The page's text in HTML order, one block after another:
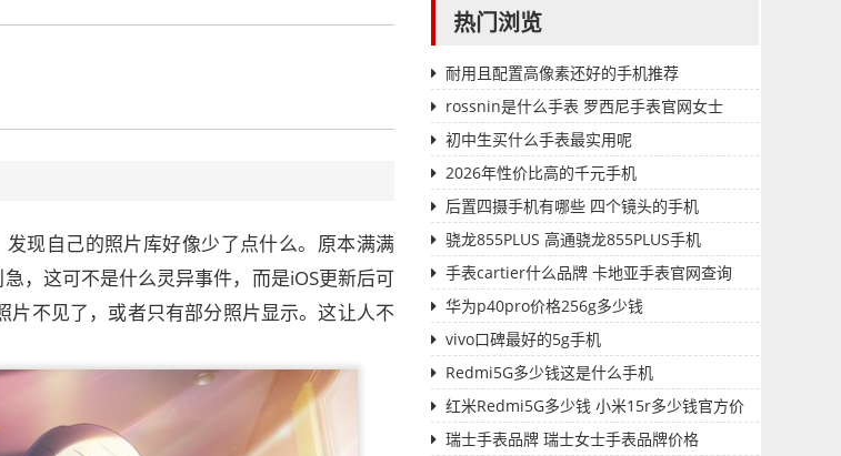
现自己的照片库好像少了点什么。原本满满
，这可不是什么灵异事件，而是iOS更新后可
不见了，或者只有部分照片显示。这让人不
热门浏览
耐用且配置高像素还好的手机推荐
rossnin是什么手表 罗西尼手表官网女士
初中生买什么手表最实用呢
2026年性价比高的千元手机
后置四摄手机有哪些 四个镜头的手机
骁龙855PLUS 高通骁龙855PLUS手机
手表cartier什么品牌 卡地亚手表官网查询
华为p40pro价格256g多少钱
vivo口碑最好的5g手机
Redmi5G多少钱这是什么手机
红米Redmi5G多少钱 小米15r多少钱官方价
格瑞士手表品牌 瑞士女士手表品牌价格